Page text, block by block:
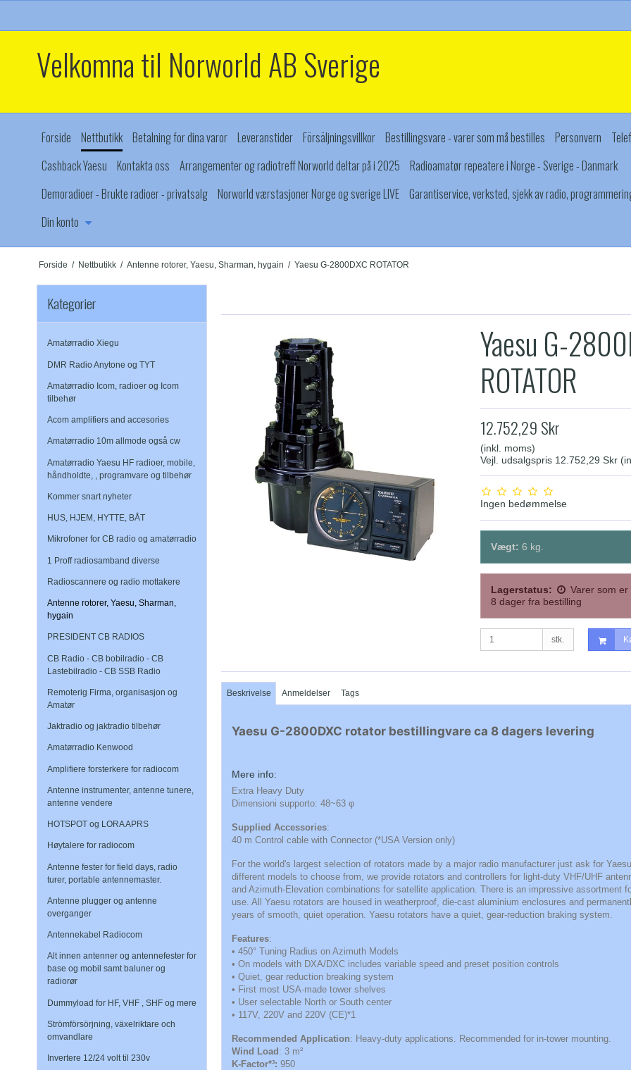
Velkomna til Norworld AB Sverige
Forside Nettbutikk Betalning for dina varor Leveranstider Försäljningsvillkor Bestillingsvare - varer som må bestilles Personvern
Cashback Yaesu
Kontakta oss Arrangementer og radiotreff Norworld deltar på i 2025
Radioamatør repeatere i Norge - Sverige - Danmark
Demoradioer - Brukte radioer - privatsalg Norworld værstasjoner Norge og sverige LIVE Garantiservice, verksted, sjekk av radio,
Din konto
Forside / Nettbutikk / Antenne rotorer, Yaesu, Sharman, hygain / Yaesu G-2800DXC ROTATOR
Kategorier
Amatørradio Xiegu
DMR Radio Anytone og TYT
Amatørradio Icom, radioer og Icom
tilbehør
Acom amplifiers and accesories
Amatørradio 10m allmode også cw
Amatørradio Yaesu HF radioer, mobile,
håndholdte, , programvare og tilbehør
Kommer snart nyheter
HUS, HJEM, HYTTE, BÅT
Mikrofoner for CB radio og amatørradio
1 Proff radiosamband diverse
Radioscannere og radio mottakere
Antenne rotorer, Yaesu, Sharman,
hygain
PRESIDENT CB RADIOS
CB Radio - CB bobilradio - CB
Lastebilradio - CB SSB Radio
Remoterig Firma, organisasjon og
Amatør
Jaktradio og jaktradio tilbehør
Amatørradio Kenwood
Amplifiere forsterkere for radiocom
Antenne instrumenter, antenne tunere,
antenne vendere
HOTSPOT og LORA APRS
Høytalere for radiocom
Antenne fester for field days, radio
turer, portable antennemaster.
Antenne plugger og antenne
overganger
Antennekabel Radiocom
Alt innen antenner og antennefester for
base og mobil samt baluner og
radiorør
Dummyload for HF, VHF , SHF og mere
Strömförsörjning, växelriktare och
omvandlare
Invertere 12/24 volt til 230v
Yaesu G-
ROTATOR
12.752,29 Skr
(inkl. moms)
Vejl. udsalgspris 12.752,29 Skr
Ingen bedømmelse
Vægt: 6 kg.
Lagerstatus:
Varer som
8 dager fra bestilling
stk.
Beskrivelse Anmeldelser Tags
Yaesu G-2800DXC rotator bestillingvare ca 8 dagers levering
Mere info:
Extra Heavy Duty
Dimensioni supporto: 48~63 φ
Supplied Accessories:
40 m Control cable with Connector (*USA Version only)
For the world's largest selection of rotators made by a major radio manufacturer just ask for
different models to choose from, we provide rotators and controllers for light-duty VHF/UHF
and Azimuth-Elevation combinations for satellite application. There is an impressive assortment
use. All Yaesu rotators are housed in weatherproof, die-cast aluminium enclosures and
years of smooth, quiet operation. Yaesu rotators have a quiet, gear-reduction braking system.
Features:
• 450° Tuning Radius on Azimuth Models
• On models with DXA/DXC includes variable speed and preset position controls
• Quiet, gear reduction breaking system
• First most USA-made tower shelves
• User selectable North or South center
• 117V, 220V and 220V (CE)*1
Recommended Application: Heavy-duty applications. Recommended for in-tower mounting.
Wind Load: 3 m²
K-Factor*³:950